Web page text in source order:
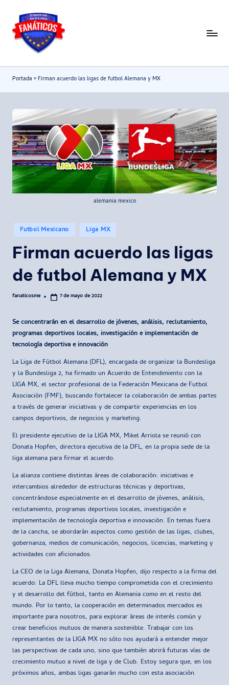
Saltar
contenido
F
n
a
t
i
c
o
s
Noticias
deportivas
-
Mundial
2026
Portada » Firman acuerdo las ligas de futbol Alemana y MX
alemania mexico
Publicado
en
Futbol Mexicano Liga MX
Firman acuerdo las ligas
de futbol Alemana y MX
Publicado
fanaticosme 7 de mayo de 2022
Se concentrarán en el desarrollo de jóvenes, análisis, reclutamiento,
programas deportivos locales, investigación e implementación de
tecnología deportiva e innovación
La Liga de Fútbol Alemana (DFL), encargada de organizar la Bundesliga
y la Bundesliga 2, ha firmado un Acuerdo de Entendimiento con la
LIGA MX, el sector profesional de la Federación Mexicana de Futbol
Asociación (FMF), buscando fortalecer la colaboración de ambas partes
a través de generar iniciativas y de compartir experiencias en los
campos deportivos, de negocios y marketing.
El presidente ejecutivo de la LIGA MX, Mikel Arriola se reunió con
Donata Hopfen, directora ejecutiva de la DFL, en la propia sede de la
liga alemana para firmar el acuerdo.
La alianza contiene distintas áreas de colaboración: iniciativas e
intercambios alrededor de estructuras técnicas y deportivas,
concentrándose especialmente en el desarrollo de jóvenes, análisis,
reclutamiento, programas deportivos locales, investigación e
implementación de tecnología deportiva e innovación. En temas fuera
de la cancha, se abordarán aspectos como gestión de las ligas, clubes,
gobernanza, medios de comunicación, negocios, licencias, marketing y
actividades con aficionados.
La CEO de la Liga Alemana, Donata Hopfen, dijo respecto a la firma del
acuerdo: La DFL lleva mucho tiempo comprometida con el crecimiento
y el desarrollo del fútbol, tanto en Alemania como en el resto del
mundo. Por lo tanto, la cooperación en determinados mercados es
importante para nosotros, para explorar áreas de interés común y
crear beneficios mutuos de manera sostenible. Trabajar con los
representantes de la LIGA MX no sólo nos ayudará a entender mejor
las perspectivas de cada uno, sino que también abrirá futuras vías de
crecimiento mutuo a nivel de liga y de Club. Estoy segura que, en los
próximos años, ambas ligas ganarán mucho con esta asociación.